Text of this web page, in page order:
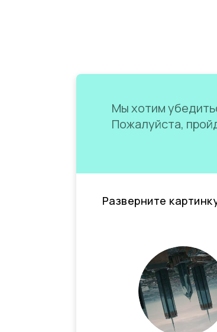
Мы хотим
Пожалуйста,
Разверните